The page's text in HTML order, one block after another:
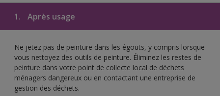
1. Après usage
Ne jetez pas de peinture dans les égouts, y compris lorsque
vous nettoyez des outils de peinture. Éliminez les restes de
peinture dans votre point de collecte local de déchets
ménagers dangereux ou en contactant une entreprise de
gestion des déchets.